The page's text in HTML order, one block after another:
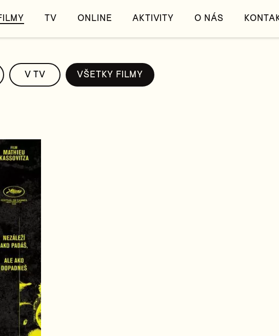
TV ONLINE AKTIVITY O NÁS
V TV VŠETKY FILMY